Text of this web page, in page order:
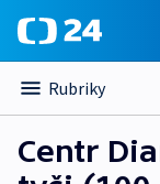
Rubriky
Centr